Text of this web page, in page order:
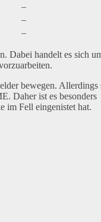
–
–
–
Dabei handelt es sich
bewegen. Allerdings
Daher ist es besonders
im Fell eingenistet hat.